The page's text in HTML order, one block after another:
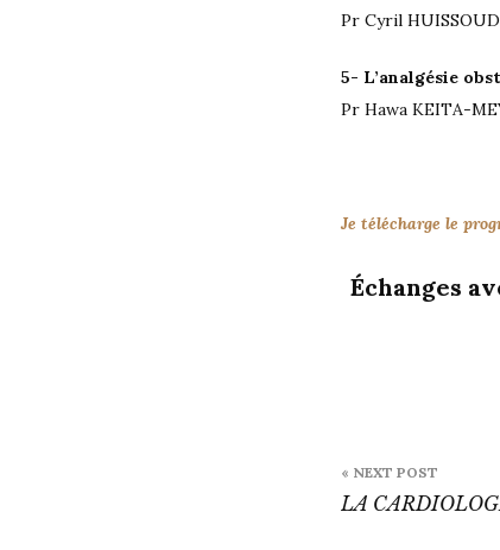
Pr Cyril HUISSOUD
5- L’analgésie
Pr Hawa KEITA-
Je télécharge le
Échanges
de
« NEXT POST
LA